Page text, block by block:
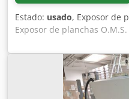
Estado: usado, Exposor de
Exposor de planchas O.M.S.
serie 93-2023 Credpfx Asv
máx. 400 x 500 mm Voltaje
de video en línea por
stock Emskirchen/
puede probar